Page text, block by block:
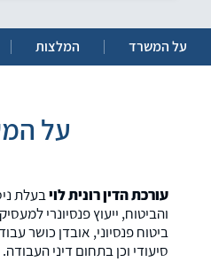
על המשרד המלצות
על
עורכת הדין רונית לויבעלת
והביטוח, ייעוץ פנסיונרי
ביטוח פנסיוני, אובדן כושר
סיעודי וכן בתחום דיני העבודה.